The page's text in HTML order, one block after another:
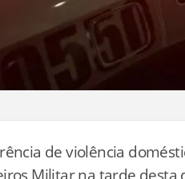
de violência
Militar na tarde desta